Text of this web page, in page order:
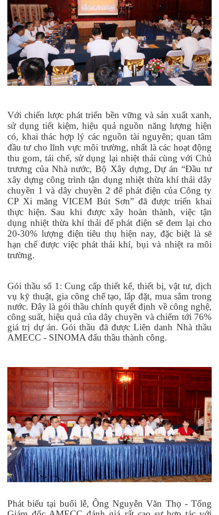
Với chiến lược phát triển bền vững và sản xuất xanh,
sử dụng tiết kiệm, hiệu quả nguồn năng lượng hiện
có, khai thác hợp lý các nguồn tài nguyên; quan tâm
đầu tư cho lĩnh vực môi trường, nhất là các hoạt động
thu gom, tái chế, sử dụng lại nhiệt thải cùng với Chủ
trương của Nhà nước, Bộ Xây dựng, Dự án “Đầu tư
xây dựng công trình tận dụng nhiệt thừa khí thải dây
chuyền 1 và dây chuyền 2 để phát điện của Công ty
CP Xi măng VICEM Bút Sơn” đã được triển khai
thực hiện. Sau khi được xây hoàn thành, việc tận
dụng nhiệt thừa khí thải để phát điện sẽ đem lại cho
20-30% lượng điện tiêu thụ hiện nay, đặc biệt là sẽ
hạn chế được việc phát thải khí, bụi và nhiệt ra môi
trường.
Gói thầu số 1: Cung cấp thiết kế, thiết bị, vật tư, dịch
vụ kỹ thuật, gia công chế tạo, lắp đặt, mua sắm trong
nước. Đây là gói thầu chính quyết định về công nghệ,
công suất, hiệu quả của dây chuyền và chiếm tới 76%
giá trị dự án. Gói thầu đã được Liên danh Nhà thầu
AMECC - SINOMA đấu thầu thành công.
Phát biểu tại buổi lễ, Ông Nguyễn Văn Thọ - Tổng